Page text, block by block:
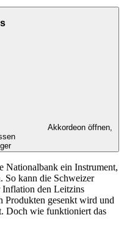
Akkordeon öffnen,
Nationalbank ein Instrument,
So kann die Schweizer
Inflation den Leitzins
Produkten gesenkt wird und
Doch wie funktioniert das